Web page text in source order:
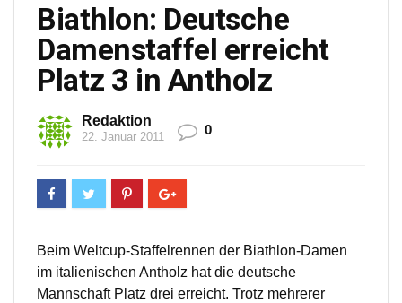
Biathlon: Deutsche
Damenstaffel erreicht
Platz 3 in Antholz
Redaktion
22. Januar 2011 0
Beim Weltcup-Staffelrennen der Biathlon-Damen
im italienischen Antholz hat die deutsche
Mannschaft Platz drei erreicht. Trotz mehrerer